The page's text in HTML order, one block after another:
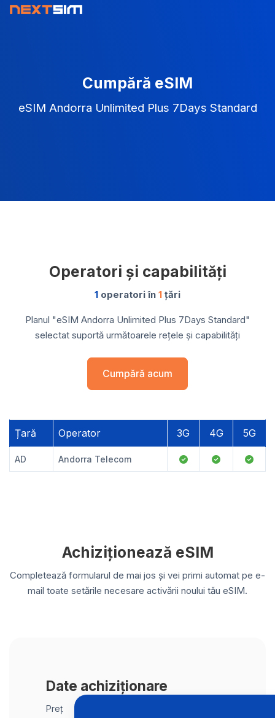
Cumpără eSIM
eSIM Andorra Unlimited Plus 7Days Standard
Operatori și capabilități
1 operatori în 1 țări
Planul "eSIM Andorra Unlimited Plus 7Days Standard"
selectat suportă următoarele rețele și capabilități
Cumpără acum
Țară Operator 3G 4G 5G
AD Andorra Telecom
Achiziționează eSIM
Completează formularul de mai jos și vei primi automat pe e-
mail toate setările necesare activării noului tău eSIM.
Date achiziționare
Preț